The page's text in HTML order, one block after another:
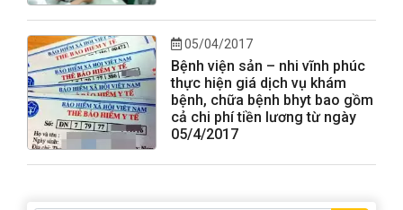
05/04/2017
Bệnh viện sản – nhi vĩnh phúc
thực hiện giá dịch vụ khám
bệnh, chữa bệnh bhyt bao gồm
cả chi phí tiền lương từ ngày
05/4/2017